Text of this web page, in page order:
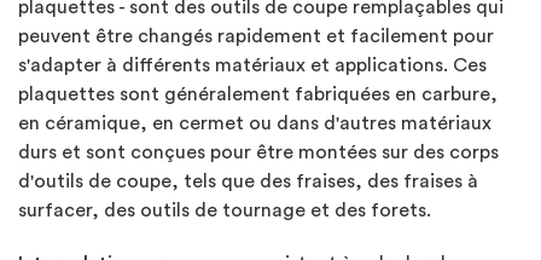
plaquettes - sont des outils de coupe remplaçables qui
peuvent être changés rapidement et facilement pour
s'adapter à différents matériaux et applications. Ces
plaquettes sont généralement fabriquées en carbure,
en céramique, en cermet ou dans d'autres matériaux
durs et sont conçues pour être montées sur des corps
d'outils de coupe, tels que des fraises, des fraises à
surfacer, des outils de tournage et des forets.